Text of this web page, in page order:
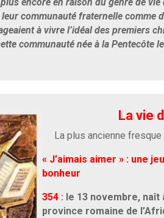
communauté fraternelle comme
à vivre l’idéal des premiers
communauté née à la Pentecôte
La vie
La plus ancienne
« J’aimais aimer » : une
bonheur
354: le 13 novembre, naît
province romaine de